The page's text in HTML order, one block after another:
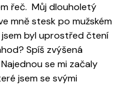
řeč. Můj dlouholetý
mně stesk po mužském
byl uprostřed čtení
Spíš zvýšená
se mi začaly
jsem se svými